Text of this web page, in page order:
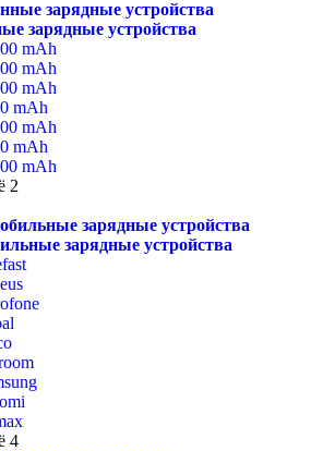
зарядные устройства
mAh
mAh
mAh
mAh
mAh
mAh
mAh
2
зарядные устройства
4